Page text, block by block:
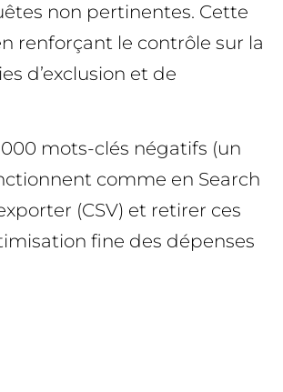
non pertinentes. Cette
renforçant le contrôle sur la
d’exclusion et de
mots-clés négatifs (un
comme en Search
(CSV) et retirer ces
fine des dépenses